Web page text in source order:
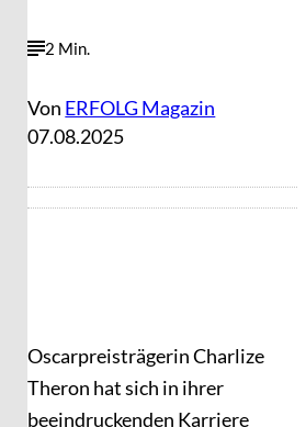
2 Min.
Von ERFOLG Magazin
07.08.2025
Oscarpreisträgerin Charlize
Theron hat sich in ihrer
beeindruckenden Karriere